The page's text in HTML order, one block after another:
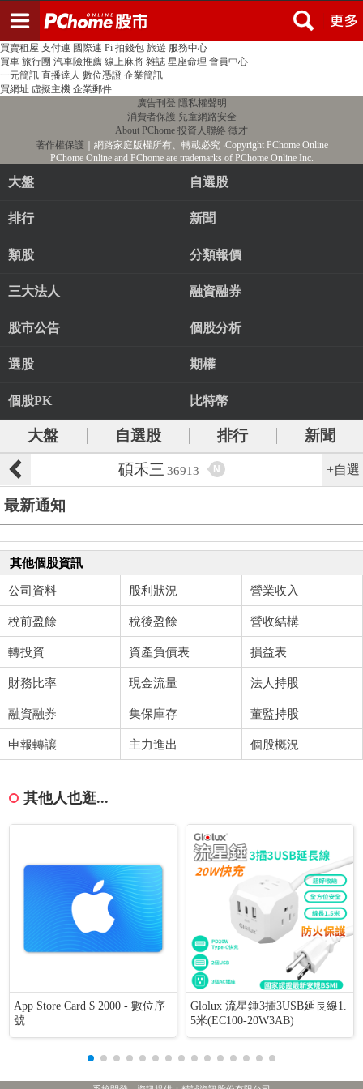
PChome首頁 線上購物 24h購物 書店
買賣租屋 支付連 國際連 Pi 拍錢包 旅遊 服務中心
買車 旅行團 汽車險推薦 線上麻將 雜誌 星座命理 會員中心
一元簡訊 直播達人 數位憑證 企業簡訊
買網址 虛擬主機 企業郵件
廣告刊登 隱私權聲明
消費者保護 兒童網路安全
About PChome 投資人聯絡 徵才
著作權保護 ｜網路家庭版權所有、轉載必究‧Copyright PChome Online
PChome Online and PChome are trademarks of PChome Online Inc.
大盤 自選股
排行 新聞
類股 分類報價
三大法人 融資融券
股市公告 個股分析
選股 期權
個股PK 比特幣
大盤 自選股 排行
新聞
碩禾三 36913 N +自選
最新通知
其他個股資訊
公司資料 股利狀況 營業收入
稅前盈餘 稅後盈餘 營收結構
轉投資 資產負債表 損益表
財務比率 現金流量 法人持股
融資融券 集保庫存 董監持股
申報轉讓 主力進出 個股概況
其他人也逛...
App Store Card $ 2000 - 數位序
號
Glolux 流星錘3插3USB延長線1.
5米(EC100-20W3AB)